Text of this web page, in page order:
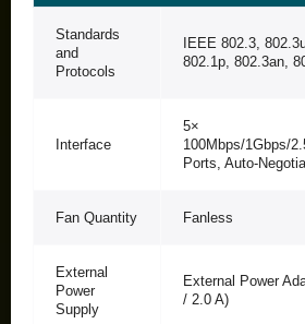
Standards
and
Protocols
IEEE 802.3,
802.1p, 802.3an,
Interface
5×
100Mbps/1Gbps/
Ports, Auto-
Fan Quantity Fanless
External
Power
Supply
External Power
/ 2.0 A)